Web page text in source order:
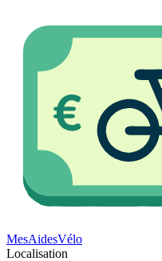
MesAidesVélo
Localisation